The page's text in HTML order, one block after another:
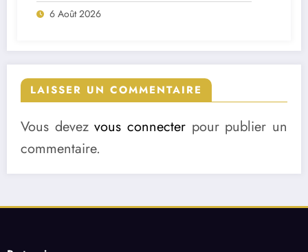
6 Août 2026
LAISSER UN COMMENTAIRE
Vous devezvous connecter pour publier un
commentaire.